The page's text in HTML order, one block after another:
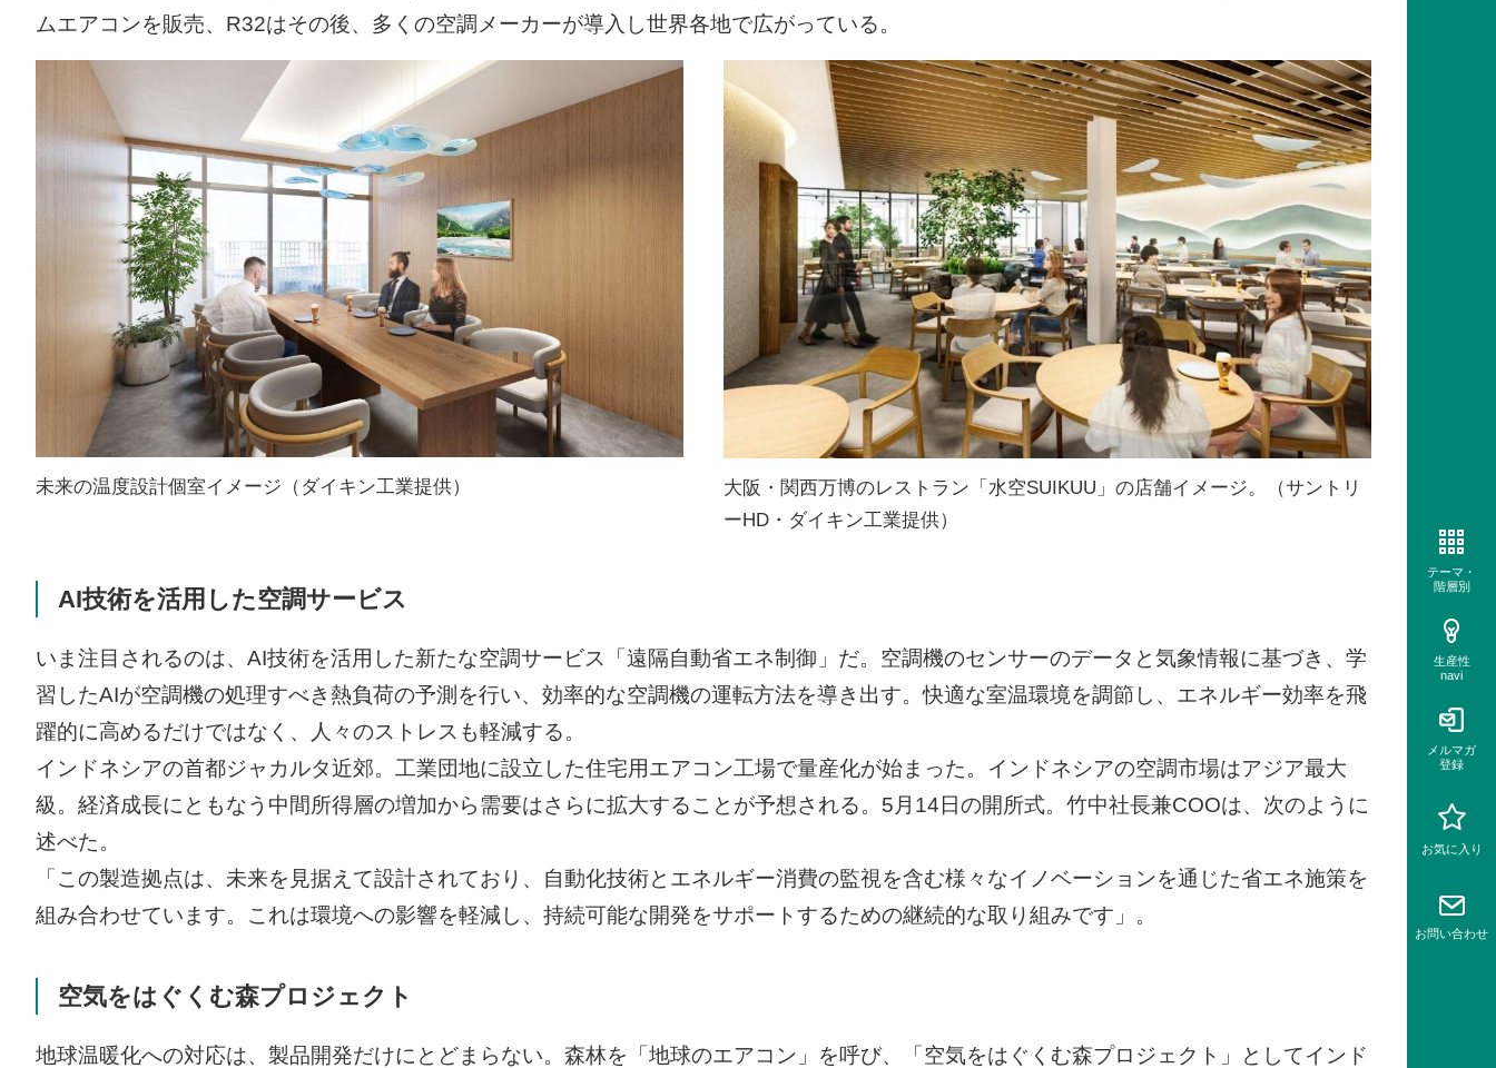
ムエアコンを販売、R32はその後、多くの空調メーカーが導入し世界各地で広がっている。
未来の温度設計個室イメージ（ダイキン工業提供）
大阪・関西万博のレストラン「水空SUIKUU」の店舗イメージ。（サントリ
ーHD・ダイキン工業提供）
AI技術を活用した空調サービス
いま注目されるのは、AI技術を活用した新たな空調サービス「遠隔自動省エネ制御」だ。空調機のセンサーのデータと気象情報に基づき、学
習したAIが空調機の処理すべき熱負荷の予測を行い、効率的な空調機の運転方法を導き出す。快適な室温環境を調節し、エネルギー効率を飛
躍的に高めるだけではなく、人々のストレスも軽減する。
インドネシアの首都ジャカルタ近郊。工業団地に設立した住宅用エアコン工場で量産化が始まった。インドネシアの空調市場はアジア最大
級。経済成長にともなう中間所得層の増加から需要はさらに拡大することが予想される。5月14日の開所式。竹中社長兼COOは、次のように
述べた。
「この製造拠点は、未来を見据えて設計されており、自動化技術とエネルギー消費の監視を含む様々なイノベーションを通じた省エネ施策を
組み合わせています。これは環境への影響を軽減し、持続可能な開発をサポートするための継続的な取り組みです」。
空気をはぐくむ森プロジェクト
地球温暖化への対応は、製品開発だけにとどまらない。森林を「地球のエアコン」を呼び、「空気をはぐくむ森プロジェクト」としてインド
テーマ・
階層別
生産性
navi
メルマガ
登録
お気に入り
お問い合わせ